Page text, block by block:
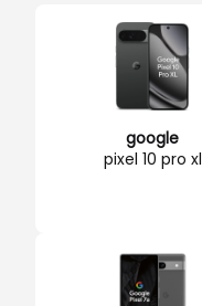
google
pixel 10 pro xl